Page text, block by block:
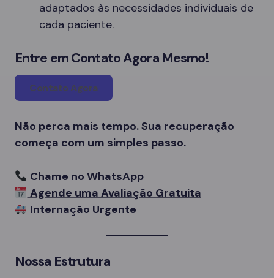
adaptados às necessidades individuais de
cada paciente.
Entre em Contato Agora Mesmo!
Contato Agora
Não perca mais tempo. Sua recuperação
começa com um simples passo.
Chame no WhatsApp
Agende uma Avaliação Gratuita
Internação Urgente
Nossa Estrutura